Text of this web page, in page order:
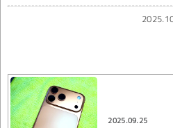
2025.09.25